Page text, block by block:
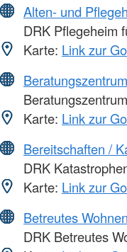
Alten- und
DRK Pflegeheim
Karte: Link zur
Beratungszentrum
Karte: Link zur
Bereitschaften /
DRK
Karte: Link zur
Betreutes Wohnen
DRK Betreutes